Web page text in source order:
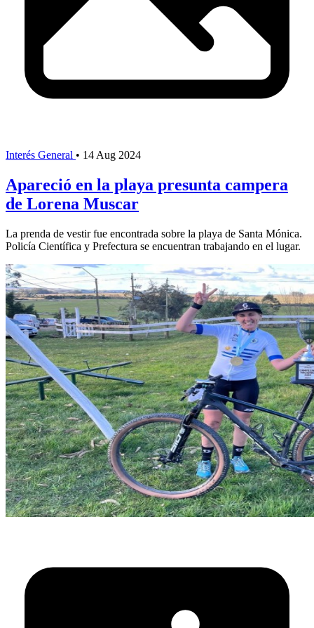
Interés General • 14 Aug 2024
Apareció en la playa presunta campera
de Lorena Muscar
La prenda de vestir fue encontrada sobre la playa de Santa Mónica.
Policía Científica y Prefectura se encuentran trabajando en el lugar.